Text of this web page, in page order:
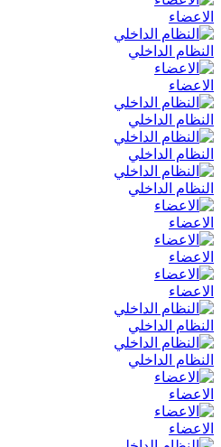
الاعضاء
النظام الداخلي
الاعضاء
النظام الداخلي
النظام الداخلي
النظام الداخلي
الاعضاء
الاعضاء
الاعضاء
النظام الداخلي
النظام الداخلي
الاعضاء
الاعضاء